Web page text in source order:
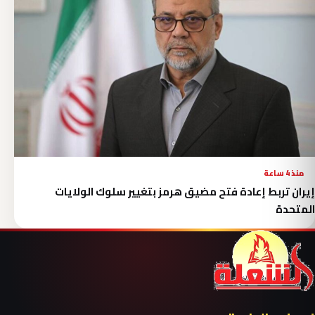
منذ 4 ساعة
إيران تربط إعادة فتح مضيق هرمز بتغيير سلوك الولايات
المتحدة